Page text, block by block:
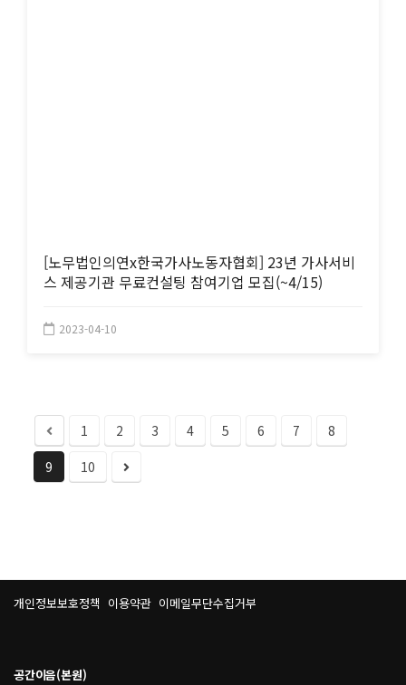
[노무법인의연x한국가사노동자협회] 23년 가사서비
스 제공기관 무료컨설팅 참여기업 모집(~4/15)
2023-04-10
1 2 3 4 5 6 7
8
9
10
개인정보보호정책 이용약관 이메일무단수집거부
공간이음(본원)